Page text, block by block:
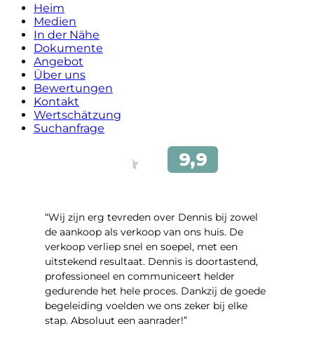
Heim
Medien
In der Nähe
Dokumente
Angebot
Über uns
Bewertungen
Kontakt
Wertschätzung
Suchanfrage
“Wij zijn erg tevreden over Dennis bij zowel
de aankoop als verkoop van ons huis. De
verkoop verliep snel en soepel, met een
uitstekend resultaat. Dennis is doortastend,
professioneel en communiceert helder
gedurende het hele proces. Dankzij de goede
begeleiding voelden we ons zeker bij elke
stap. Absoluut een aanrader!”